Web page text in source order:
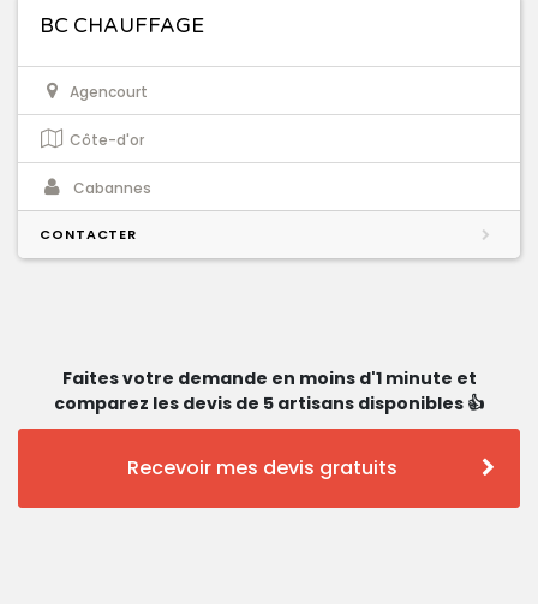
BC CHAUFFAGE
Agencourt
Côte-d'or
Cabannes
CONTACTER
Faites votre demande en moins d'1 minute et
comparez les devis de 5 artisans disponibles 👍
Recevoir mes devis gratuits